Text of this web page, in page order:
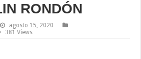
RONDÓN
agosto 15, 2020
381 Views